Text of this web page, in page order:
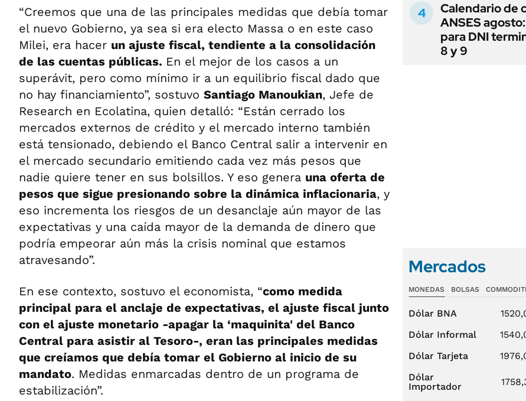
“Creemos que una de las principales medidas que debía tomar
el nuevo Gobierno, ya sea si era electo Massa o en este caso
Milei, era hacer un ajuste fiscal, tendiente a la consolidación
de las cuentas públicas. En el mejor de los casos a un
superávit, pero como mínimo ir a un equilibrio fiscal dado que
no hay financiamiento”, sostuvo Santiago Manoukian, Jefe de
Research en Ecolatina, quien detalló: “Están cerrado los
mercados externos de crédito y el mercado interno también
está tensionado, debiendo el Banco Central salir a intervenir en
el mercado secundario emitiendo cada vez más pesos que
nadie quiere tener en sus bolsillos. Y eso genera una oferta de
pesos que sigue presionando sobre la dinámica inflacionaria, y
eso incrementa los riesgos de un desanclaje aún mayor de las
expectativas y una caída mayor de la demanda de dinero que
podría empeorar aún más la crisis nominal que estamos
atravesando”.
En ese contexto, sostuvo el economista, “como medida
principal para el anclaje de expectativas, el ajuste fiscal junto
con el ajuste monetario -apagar la ‘maquinita' del Banco
Central para asistir al Tesoro-, eran las principales medidas
que creíamos que debía tomar el Gobierno al inicio de su
mandato. Medidas enmarcadas dentro de un programa de
estabilización”.
Calendario de
ANSES
para DNI
8 y 9
Mercados
MONEDAS BOLSAS
Dólar BNA
Dólar Informal
Dólar Tarjeta
Dólar
Importador